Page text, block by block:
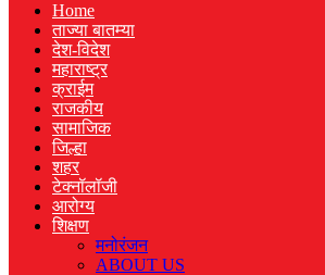
Home
ताज्या बातम्या
देश-विदेश
महाराष्ट्र
क्राईम
राजकीय
सामाजिक
जिल्हा
शहर
टेक्नॉलॉजी
आरोग्य
शिक्षण
मनोरंजन
ABOUT US